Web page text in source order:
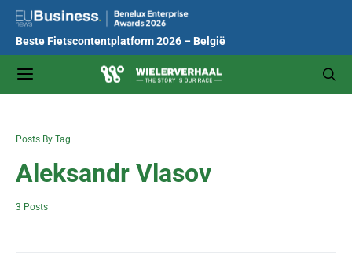
Beste Fietscontentplatform 2026 – België
Posts By Tag
Aleksandr Vlasov
3 Posts